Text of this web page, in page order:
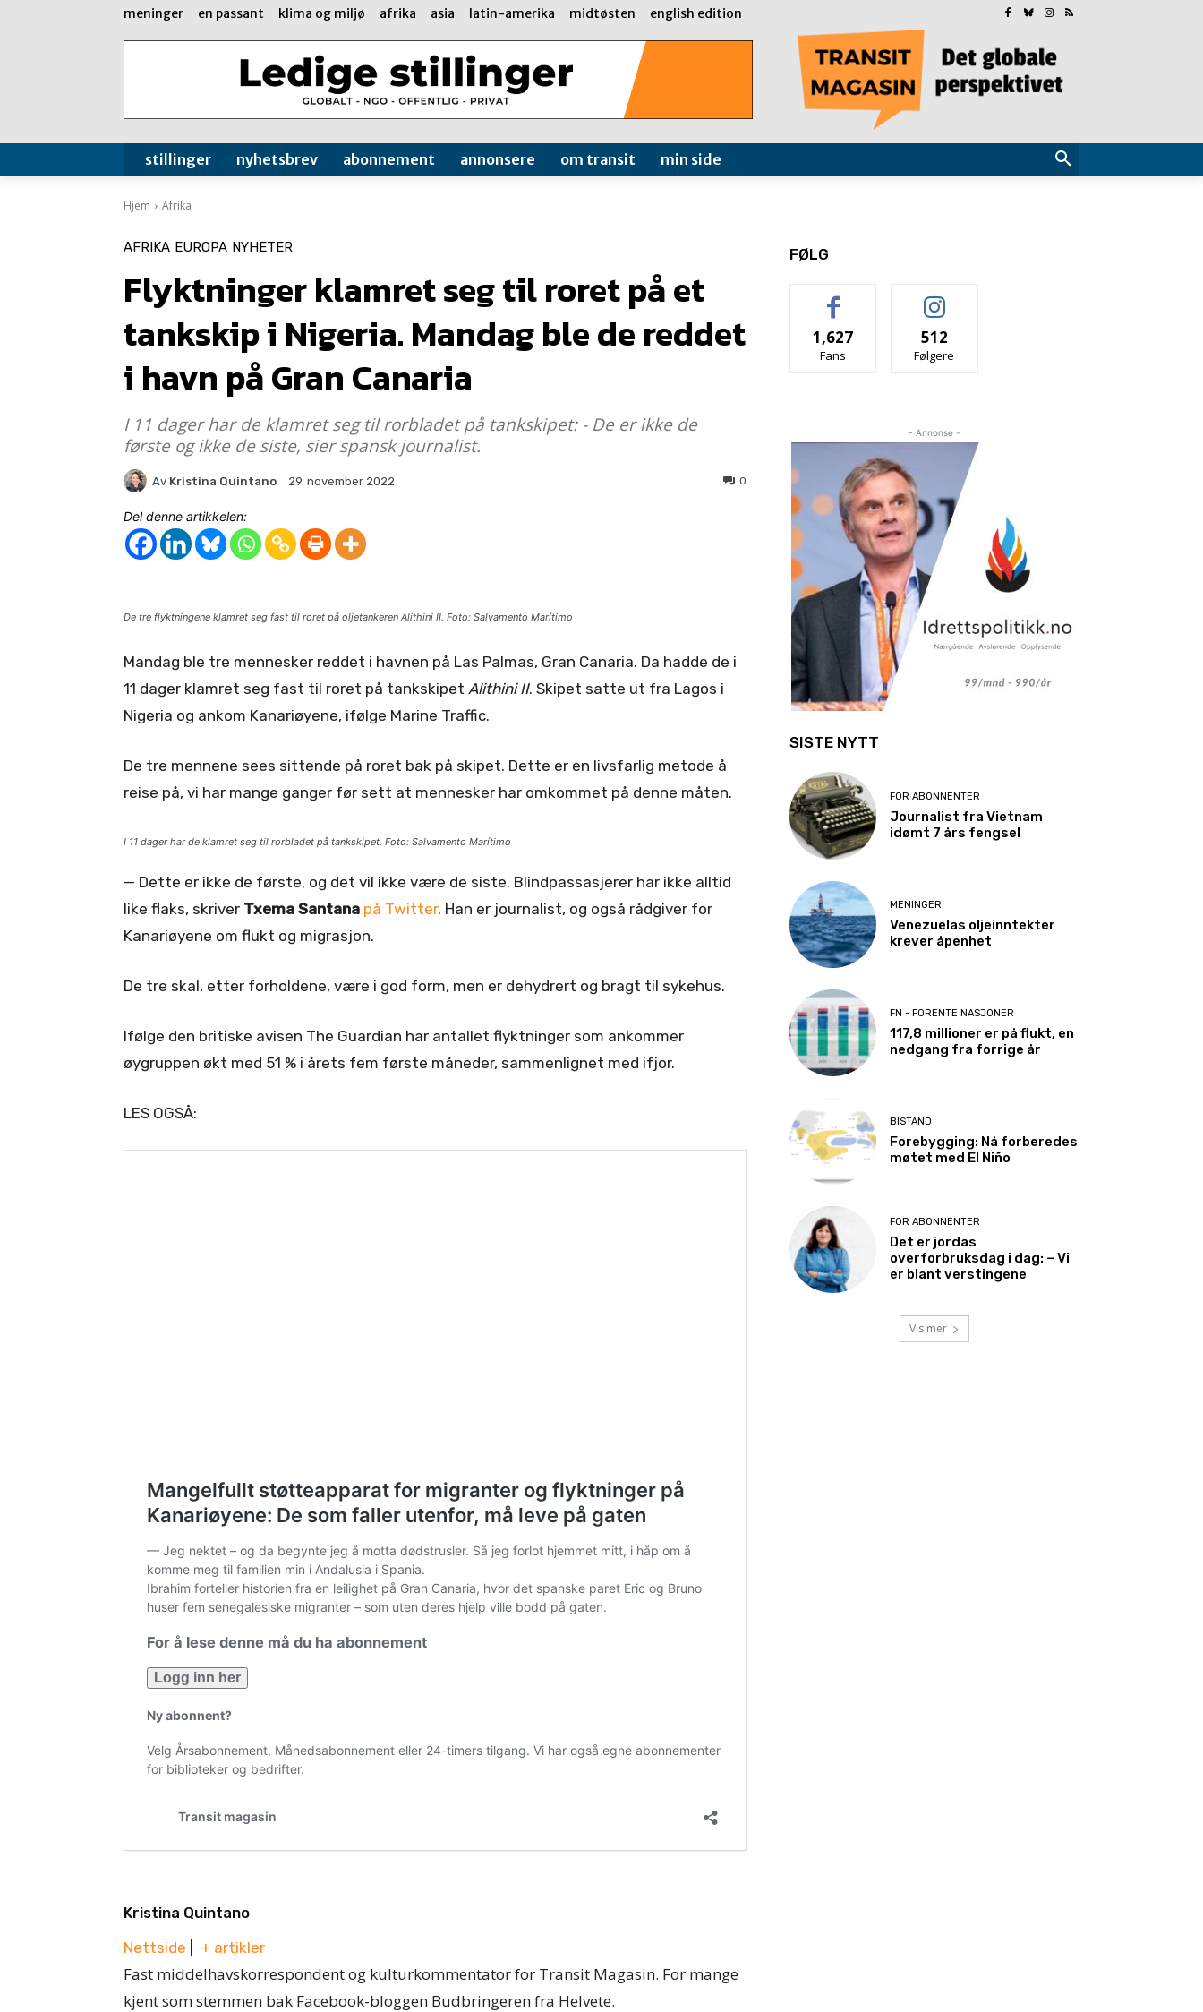
meninger en passant klima og miljø afrika asia latin-amerika midtøsten english edition
stillinger nyhetsbrev abonnement annonsere om transit min side
Hjem Afrika
AFRIKA EUROPA NYHETER
Flyktninger klamret seg til roret på et
tankskip i Nigeria. Mandag ble de reddet
i havn på Gran Canaria
I 11 dager har de klamret seg til rorbladet på tankskipet: - De er ikke de
første og ikke de siste, sier spansk journalist.
Av Kristina Quintano 29. november 2022 0
Del denne artikkelen:
De tre flyktningene klamret seg fast til roret på oljetankeren Alithini II. Foto: Salvamento Marítimo
Mandag ble tre mennesker reddet i havnen på Las Palmas, Gran Canaria. Da hadde de i
11 dager klamret seg fast til roret på tankskipet Alithini II. Skipet satte ut fra Lagos i
Nigeria og ankom Kanariøyene, ifølge Marine Traffic.
De tre mennene sees sittende på roret bak på skipet. Dette er en livsfarlig metode å
reise på, vi har mange ganger før sett at mennesker har omkommet på denne måten.
I 11 dager har de klamret seg til rorbladet på tankskipet. Foto: Salvamento Marítimo
— Dette er ikke de første, og det vil ikke være de siste. Blindpassasjerer har ikke alltid
like flaks, skriver Txema Santana på Twitter. Han er journalist, og også rådgiver for
Kanariøyene om flukt og migrasjon.
De tre skal, etter forholdene, være i god form, men er dehydrert og bragt til sykehus.
Ifølge den britiske avisen The Guardian har antallet flyktninger som ankommer
øygruppen økt med 51 % i årets fem første måneder, sammenlignet med ifjor.
LES OGSÅ:
Kristina Quintano
Nettside
+ artikler
Fast middelhavskorrespondent og kulturkommentator for Transit Magasin. For mange
kjent som stemmen bak Facebook-bloggen Budbringeren fra Helvete.
FØLG
1,627
Fans
512
Følgere
- Annonse -
SISTE NYTT
FOR ABONNENTER
Journalist fra Vietnam
idømt 7 års fengsel
MENINGER
Venezuelas oljeinntekter
krever åpenhet
FN - FORENTE NASJONER
117,8 millioner er på flukt, en
nedgang fra forrige år
BISTAND
Forebygging: Nå forberedes
møtet med El Niño
FOR ABONNENTER
Det er jordas
overforbruksdag i dag: – Vi
er blant verstingene
Vis mer